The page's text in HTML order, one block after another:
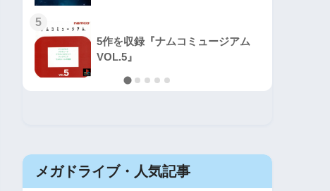
5
5作を収録『ナムコミュージアム
VOL.5』
メガドライブ・人気記事